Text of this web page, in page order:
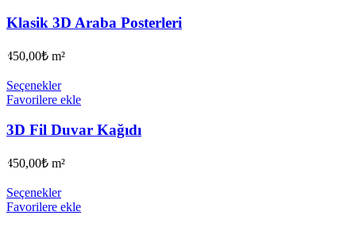
Klasik 3D Araba Posterleri
450,00₺ m²
Seçenekler
Favorilere ekle
3D Fil Duvar Kağıdı
450,00₺ m²
Seçenekler
Favorilere ekle